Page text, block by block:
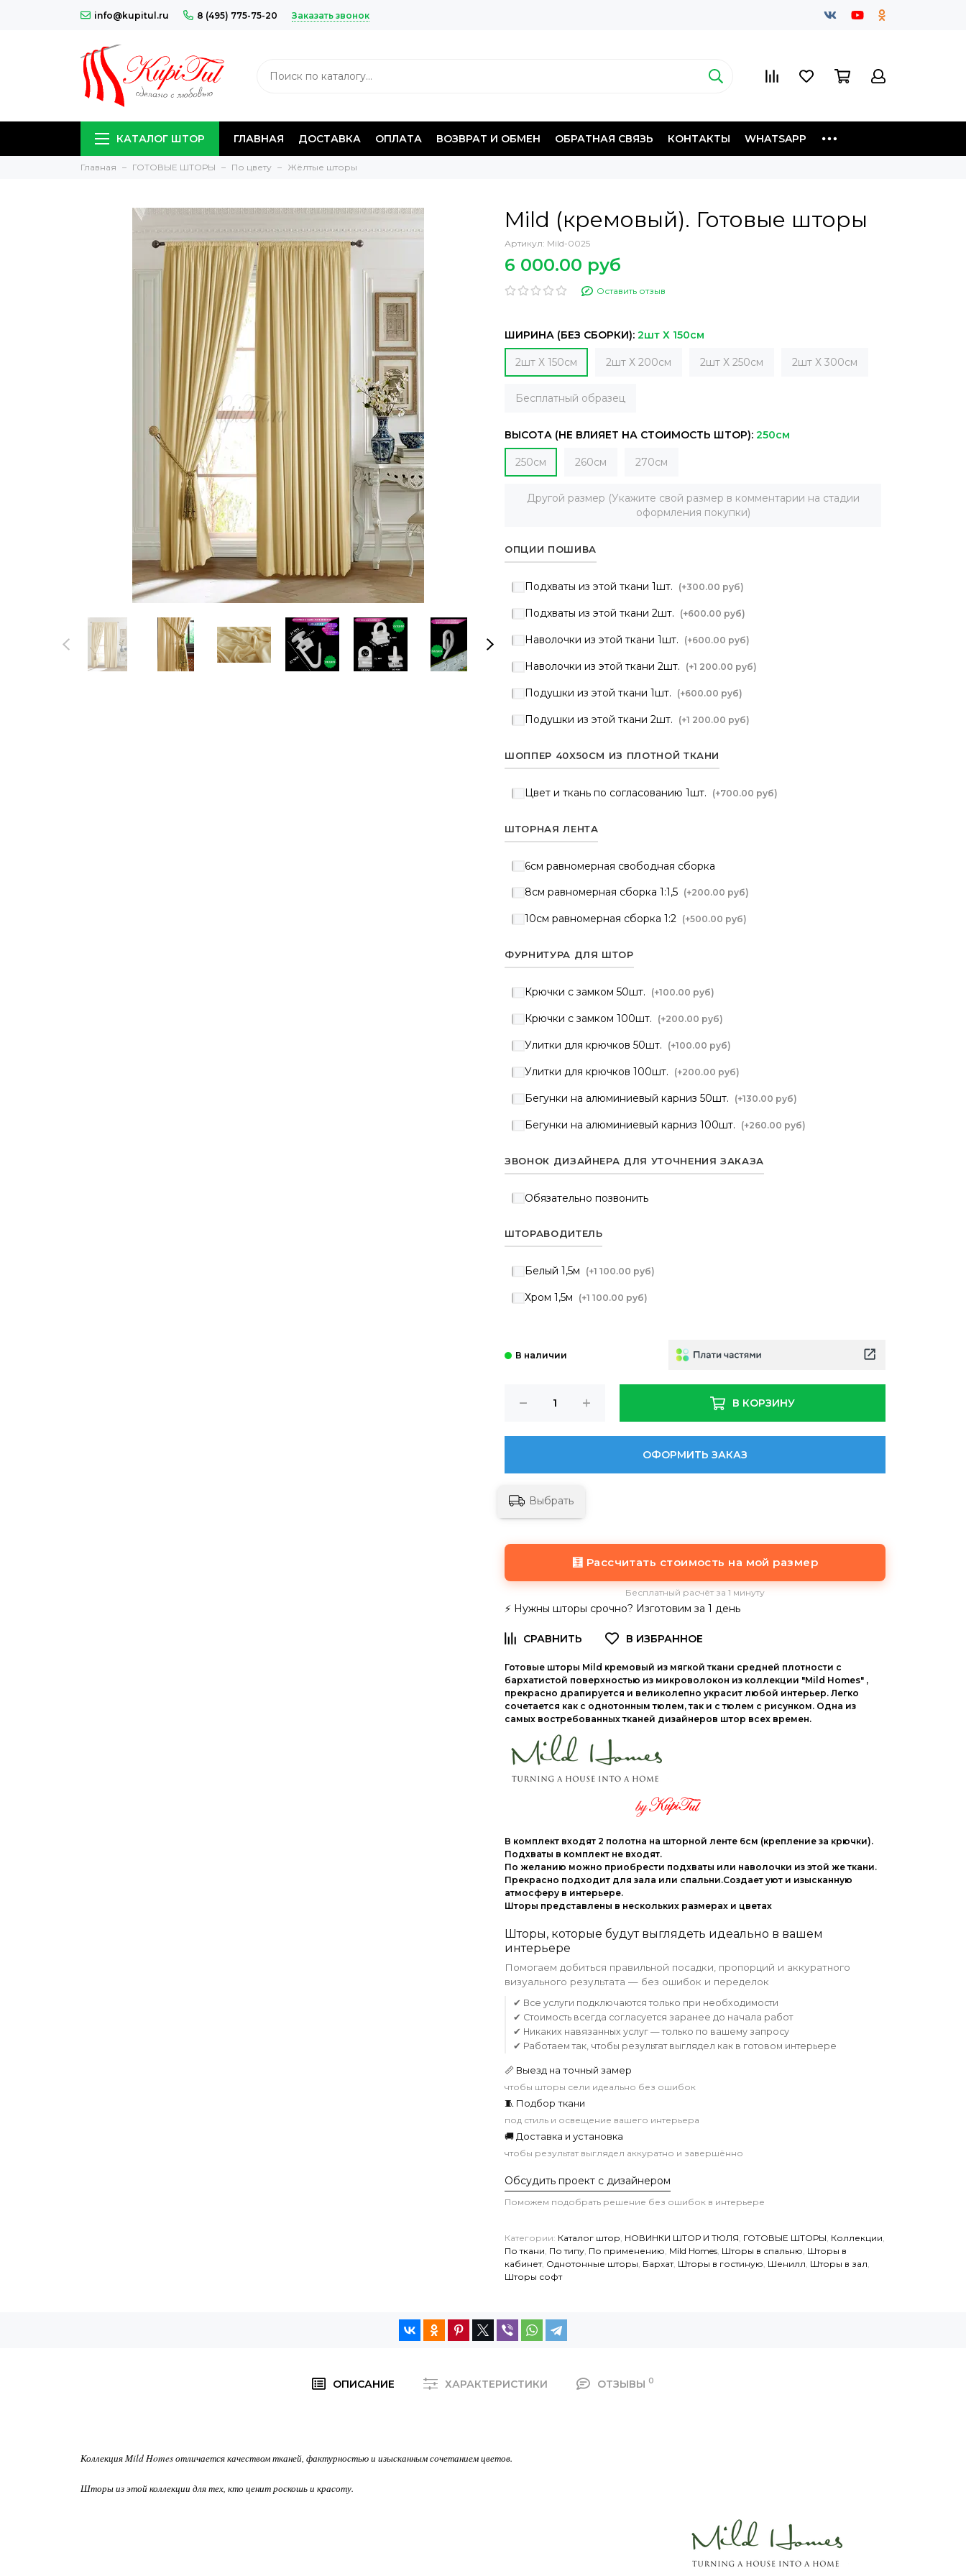
info@kupitul.ru 8 (495) 775-75-20 Заказать звонок
КАТАЛОГ ШТОР ГЛАВНАЯ ДОСТАВКА ОПЛАТА ВОЗВРАТ И ОБМЕН ОБРАТНАЯ СВЯЗЬ КОНТАКТЫ WHATSAPP
Главная ГОТОВЫЕ ШТОРЫ По цвету Жёлтые шторы
Mild (кремовый). Готовые шторы
Артикул: Mild-0025
6 000.00 руб
Оставить отзыв
ШИРИНА (БЕЗ СБОРКИ): 2шт Х 150см
2шт Х 150см 2шт Х 200см 2шт Х 250см 2шт Х 300см
Бесплатный образец
ВЫСОТА (НЕ ВЛИЯЕТ НА СТОИМОСТЬ ШТОР): 250см
250см 260см 270см
Другой размер (Укажите свой размер в комментарии на стадии
оформления покупки)
ОПЦИИ ПОШИВА
Подхваты из этой ткани 1шт. (+300.00 руб)
Подхваты из этой ткани 2шт. (+600.00 руб)
Наволочки из этой ткани 1шт. (+600.00 руб)
Наволочки из этой ткани 2шт. (+1 200.00 руб)
Подушки из этой ткани 1шт. (+600.00 руб)
Подушки из этой ткани 2шт. (+1 200.00 руб)
ШОППЕР 40Х50СМ ИЗ ПЛОТНОЙ ТКАНИ
Цвет и ткань по согласованию 1шт. (+700.00 руб)
ШТОРНАЯ ЛЕНТА
6см равномерная свободная сборка
8см равномерная сборка 1:1,5 (+200.00 руб)
10см равномерная сборка 1:2 (+500.00 руб)
ФУРНИТУРА ДЛЯ ШТОР
Крючки с замком 50шт. (+100.00 руб)
Крючки с замком 100шт. (+200.00 руб)
Улитки для крючков 50шт. (+100.00 руб)
Улитки для крючков 100шт. (+200.00 руб)
Бегунки на алюминиевый карниз 50шт. (+130.00 руб)
Бегунки на алюминиевый карниз 100шт. (+260.00 руб)
ЗВОНОК ДИЗАЙНЕРА ДЛЯ УТОЧНЕНИЯ ЗАКАЗА
Обязательно позвонить
ШТОРАВОДИТЕЛЬ
Белый 1,5м (+1 100.00 руб)
Хром 1,5м (+1 100.00 руб)
В КОРЗИНУ
ОФОРМИТЬ ЗАКАЗ
Выбрать
🧮 Рассчитать стоимость на мой размер
Бесплатный расчёт за 1 минуту
⚡ Нужны шторы срочно? Изготовим за 1 день
Готовые шторы Mild кремовый из мягкой ткани средней плотности с
бархатистой поверхностью из микроволокон из коллекции "Mild Homes" ,
прекрасно драпируется и великолепно украсит любой интерьер. Легко
сочетается как с однотонным тюлем, так и с тюлем с рисунком. Одна из
самых востребованных тканей дизайнеров штор всех времен.
В комплект входят 2 полотна на шторной ленте 6см (крепление за крючки).
Подхваты в комплект не входят.
По желанию можно приобрести подхваты или наволочки из этой же ткани.
Прекрасно подходит для зала или спальни.Создает уют и изысканную
атмосферу в интерьере.
Шторы представлены в нескольких размерах и цветах
Шторы, которые будут выглядеть идеально в вашем
интерьере
Помогаем добиться правильной посадки, пропорций и аккуратного
визуального результата — без ошибок и переделок
✔ Все услуги подключаются только при необходимости
✔ Стоимость всегда согласуется заранее до начала работ
✔ Никаких навязанных услуг — только по вашему запросу
✔ Работаем так, чтобы результат выглядел как в готовом интерьере
📏 Выезд на точный замер
чтобы шторы сели идеально без ошибок
🧵 Подбор ткани
под стиль и освещение вашего интерьера
🚚 Доставка и установка
чтобы результат выглядел аккуратно и завершённо
Обсудить проект с дизайнером
Поможем подобрать решение без ошибок в интерьере
Категории: Каталог штор НОВИНКИ ШТОР И ТЮЛЯ ГОТОВЫЕ ШТОРЫ Коллекции
По ткани По типу По применению Mild Homes Шторы в спальню Шторы в
кабинет, Однотонные шторы Бархат, Шторы в гостиную Шенилл Шторы в зал
Шторы софт
ОПИСАНИЕ ХАРАКТЕРИСТИКИ ОТЗЫВЫ 0
Коллекция Mild Homes отличается качеством тканей, фактурностью и изысканным сочетанием цветов.
Шторы из этой коллекции для тех, кто ценит роскошь и красоту.